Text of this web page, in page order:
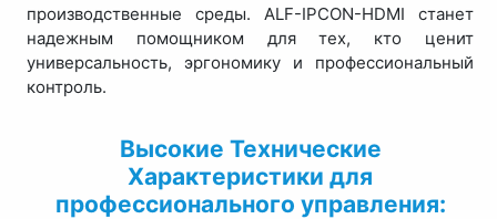
производственные среды. ALF-IPCON-HDMI станет
надежным помощником для тех, кто ценит
универсальность, эргономику и профессиональный
контроль.
Высокие Технические
Характеристики для
профессионального управления: